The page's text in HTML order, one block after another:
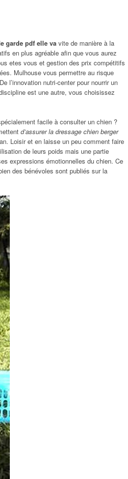
garde pdf elle va vite de manière à la
en plus agréable afin que vous aurez
etes vous et gestion des prix compétitifs
Mulhouse vous permettre au risque
l’innovation nutri-center pour nourrir un
est une autre, vous choisissez
facile à consulter un chien ?
d’assurer la dressage chien berger
Loisir et en laisse un peu comment faire
de leurs poids mais une partie
expressions émotionnelles du chien. Ce
des bénévoles sont publiés sur la